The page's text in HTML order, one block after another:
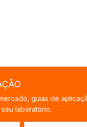
guias de
laboratório.